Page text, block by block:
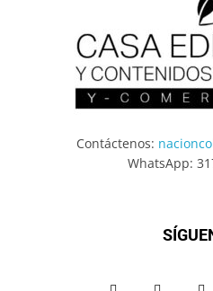
Contáctenos:
WhatsApp: